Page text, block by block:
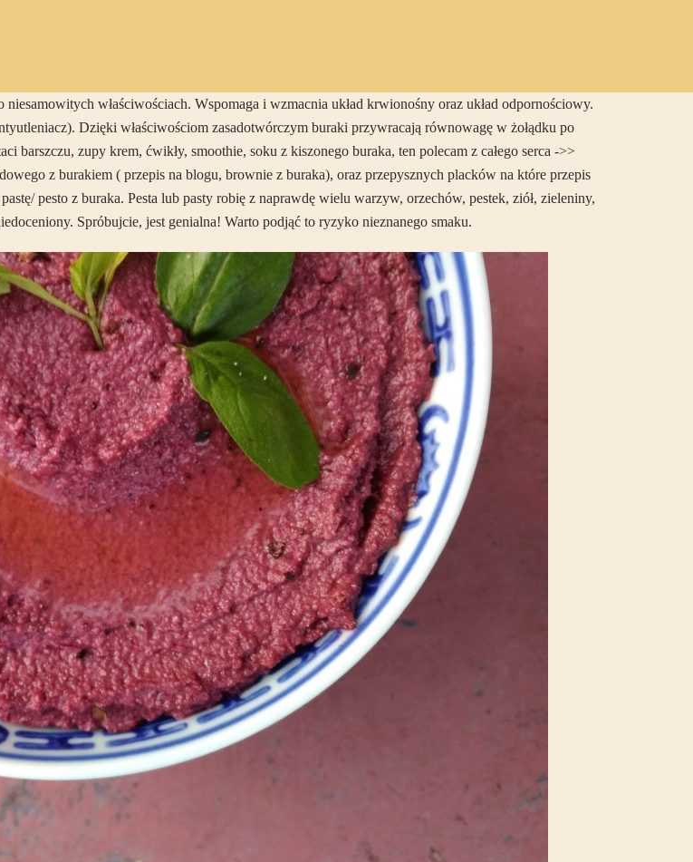
właściwościach. Wspomaga i wzmacnia układ krwionośny oraz układ odpornościowy.
Dzięki właściwościom zasadotwórczym buraki przywracają równowagę w żołądku po
barszczu, zupy krem, ćwikły, smoothie, soku z kiszonego buraka, ten polecam z całego serca ->>
z burakiem ( przepis na blogu, brownie z buraka), oraz przepysznych placków na które przepis
pesto z buraka. Pesta lub pasty robię z naprawdę wielu warzyw, orzechów, pestek, ziół, zieleniny,
Spróbujcie, jest genialna! Warto podjąć to ryzyko nieznanego smaku.